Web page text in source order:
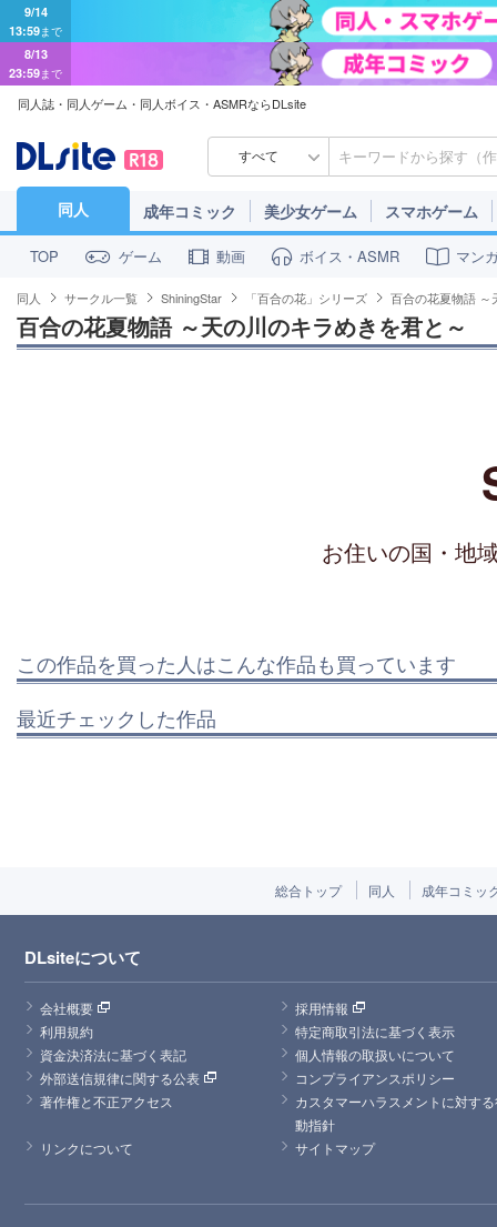
9/14
13:59まで
8/13
23:59まで
同人誌・同人ゲーム・同人ボイス・ASMRならDLsite
すべて
同人 成年コミック 美少女ゲーム スマホゲーム
TOP ゲーム 動画 ボイス・ASMR マン
同人 サークル一覧 ShiningStar 「百合の花」シリーズ 百合の花夏物語 ～
百合の花夏物語 ～天の川のキラめきを君と～
お住いの国・地
この作品を買った人はこんな作品も買っています
最近チェックした作品
総合トップ 同人 成年コミッ
DLsiteについて
会社概要
採用情報
利用規約
特定商取引法に基づく表示
資金決済法に基づく表記
個人情報の取扱いについて
外部送信規律に関する公表
コンプライアンスポリシー
著作権と不正アクセス
カスタマーハラスメントに対す
動指針
リンクについて
サイトマップ